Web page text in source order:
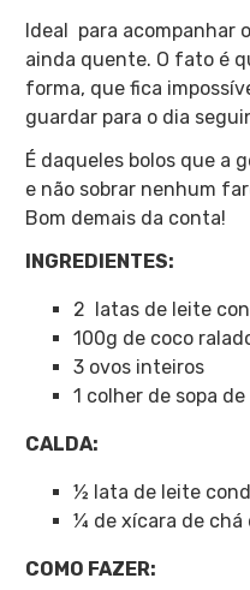
Ideal para acompanhar
ainda quente. O fato é
forma, que fica
guardar para o dia
É daqueles bolos que a
e não sobrar nenhum
Bom demais da conta!
INGREDIENTES:
2 latas de leite
100g de coco
3 ovos inteiros
1 colher de sopa
CALDA:
½ lata de leite
¼ de xícara de chá
COMO FAZER: